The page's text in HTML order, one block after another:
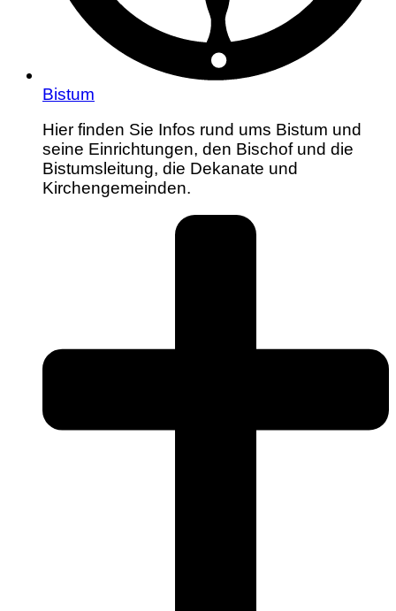
Bistum
Hier finden Sie Infos rund ums Bistum und
seine Einrichtungen, den Bischof und die
Bistumsleitung, die Dekanate und
Kirchengemeinden.